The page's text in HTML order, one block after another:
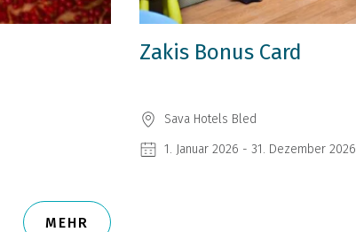
MEHR
Zakis Bonus Card
Sava Hotels Bled
1. Januar 2026 - 31. Dezember 2026